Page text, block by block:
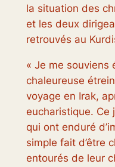
la situation des
et les deux
retrouvés au
« Je me souviens
chaleureuse
voyage en Irak,
eucharistique. Ce
qui ont enduré
simple fait d’être
entourés de leur